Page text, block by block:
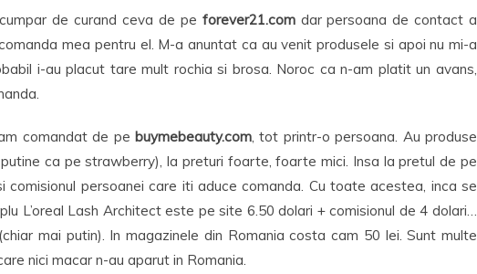
de curand ceva de pe forever21.com dar persoana de contact a
mea pentru el. M-a anuntat ca au venit produsele si apoi nu mi-a
i-au placut tare mult rochia si brosa. Noroc ca n-am platit un avans,
comandat de pe buymebeauty.com, tot printr-o persoana. Au produse
ca pe strawberry), la preturi foarte, foarte mici. Insa la pretul de pe
comisionul persoanei care iti aduce comanda. Cu toate acestea, inca se
L’oreal Lash Architect este pe site 6.50 dolari + comisionul de 4 dolari…
mai putin). In magazinele din Romania costa cam 50 lei. Sunt multe
nici macar n-au aparut in Romania.